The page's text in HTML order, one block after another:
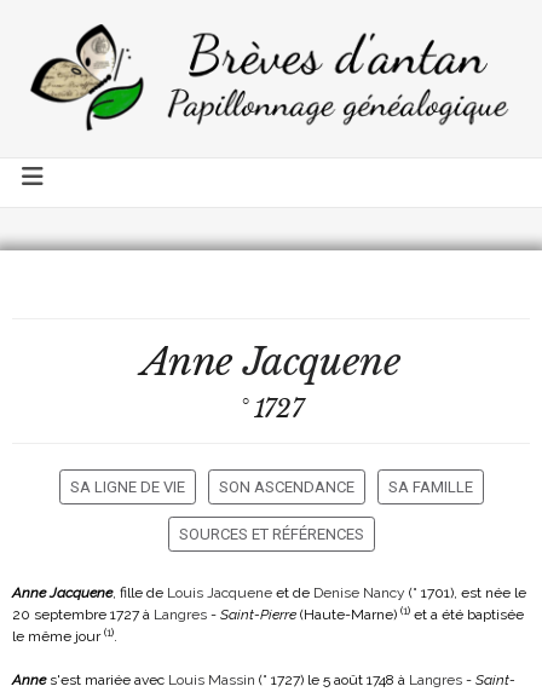
AnneJacquene
° 1727
SA LIGNE DE VIE SON ASCENDANCE SA FAMILLE
SOURCES ET RÉFÉRENCES
Anne Jacquene, fille de Louis Jacquene et de Denise Nancy (° 1701), est née le
20 septembre 1727 à Langres - Saint-Pierre (Haute-Marne) (1) et a été baptisée
le même jour (1).
Annes'est mariée avec Louis Massin (° 1727) le 5 août 1748 à Langres - Saint-